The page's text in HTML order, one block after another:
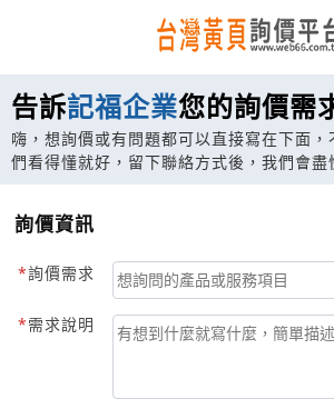
告訴記福企業您的詢價需
嗨，想詢價或有問題都可以直接寫在下面
們看得懂就好，留下聯絡方式後，我們會盡
詢價資訊
詢價需求
需求說明